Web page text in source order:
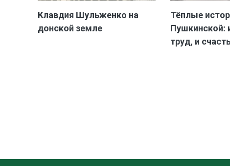
Клавдия Шульженко на
донской земле
Тёплые
Пушкинской:
труд, и